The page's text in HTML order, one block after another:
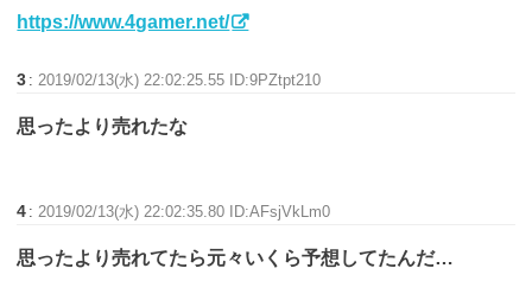
https://www.4gamer.net/
3 :2019/02/13(水) 22:02:25.55 ID:9PZtpt210
思ったより売れたな
4 :2019/02/13(水) 22:02:35.80 ID:AFsjVkLm0
思ったより売れてたら元々いくら予想してたんだ…